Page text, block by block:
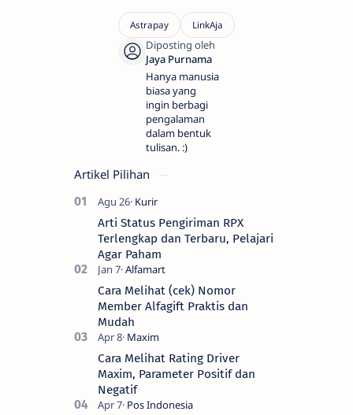
Hanya manusia
biasa yang
ingin berbagi
pengalaman
dalam bentuk
tulisan. :)
Artikel Pilihan
Arti Status Pengiriman RPX
Terlengkap dan Terbaru, Pelajari
Agar Paham
Cara Melihat (cek) Nomor
Member Alfagift Praktis dan
Mudah
Cara Melihat Rating Driver
Maxim, Parameter Positif dan
Negatif